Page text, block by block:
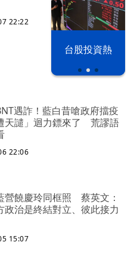
台股投資熱
22:22
遇詐！藍白昔嗆政府擋疫
天譴」迴力鏢來了 荒謬語
22:06
營饒慶玲同框照 蔡英文：
政治是終結對立、彼此接力
15:07